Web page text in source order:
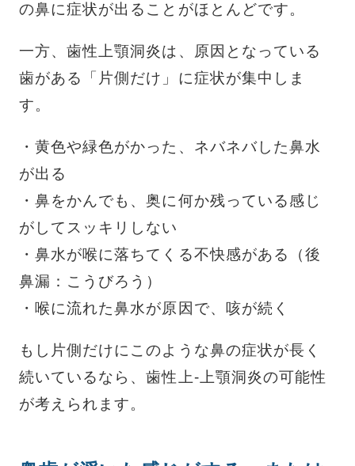
の鼻に症状が出ることがほとんどです。
一方、歯性上顎洞炎は、原因となっている
歯がある「片側だけ」に症状が集中しま
す。
・黄色や緑色がかった、ネバネバした鼻水
が出る
・鼻をかんでも、奥に何か残っている感じ
がしてスッキリしない
・鼻水が喉に落ちてくる不快感がある（後
鼻漏：こうびろう）
・喉に流れた鼻水が原因で、咳が続く
もし片側だけにこのような鼻の症状が長く
続いているなら、歯性上-上顎洞炎の可能性
が考えられます。